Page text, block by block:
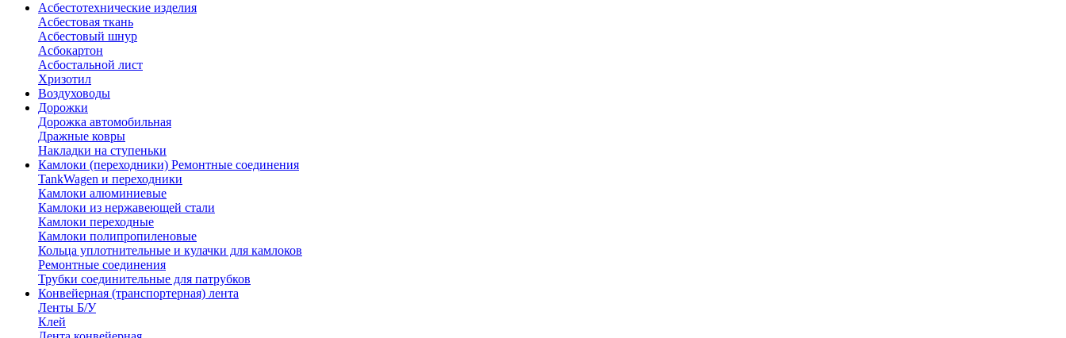
Асбестотехнические изделия
Асбестовая ткань
Асбестовый шнур
Асбокартон
Асбостальной лист
Хризотил
Воздуховоды
Дорожки
Дорожка автомобильная
Дражные ковры
Накладки на ступеньки
Камлоки (переходники) Ремонтные соединения
TankWagen и переходники
Камлоки алюминиевые
Камлоки из нержавеющей стали
Камлоки переходные
Камлоки полипропиленовые
Кольца уплотнительные и кулачки для камлоков
Ремонтные соединения
Трубки соединительные для патрубков
Конвейерная (транспортерная) лента
Ленты Б/У
Клей